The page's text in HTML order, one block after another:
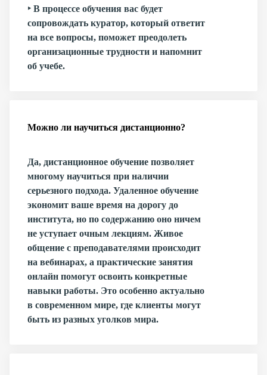
‣ В процессе обучения вас будет
сопровождать куратор, который ответит
на все вопросы, поможет преодолеть
организационные трудности и напомнит
об учебе.
Можно ли научиться дистанционно?
Да, дистанционное обучение позволяет
многому научиться при наличии
серьезного подхода. Удаленное обучение
экономит ваше время на дорогу до
института, но по содержанию оно ничем
не уступает очным лекциям. Живое
общение с преподавателями происходит
на вебинарах, а практические занятия
онлайн помогут освоить конкретные
навыки работы. Это особенно актуально
в современном мире, где клиенты могут
быть из разных уголков мира.